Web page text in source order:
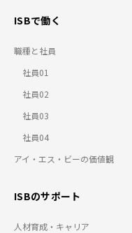
ISBで働く
職種と社員
社員01
社員02
社員03
社員04
アイ・エス・ビーの価値観
ISBのサポート
人材育成・キャリア